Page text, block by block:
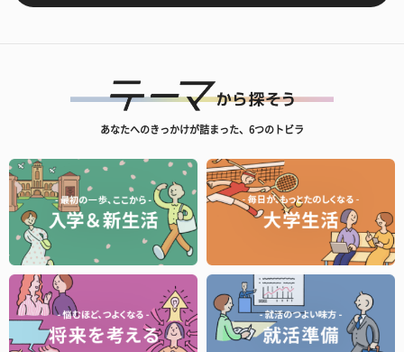
あなたへのきっかけが詰まった、6つのトビラ